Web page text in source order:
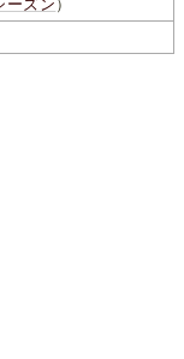
ーズン ）